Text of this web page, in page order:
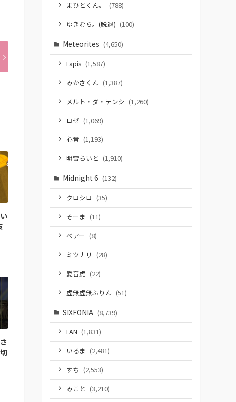
まひとくん。
(788)
ゆきむら。(脱退) (100)
Meteorites (4,650)
Lapis (1,587)
みかさくん (1,387)
メルト・ダ・テンシ (1,260)
ロゼ (1,069)
心音 (1,193)
明雷らいと (1,910)
Midnight 6 (132)
クロシロ (35)
そーま (11)
ベアー (8)
ミツナリ (28)
愛音虎 (22)
虚無虚無ぷりん (51)
SIXFONIA (8,739)
LAN (1,831)
いるま (2,481)
すち (2,553)
みこと (3,210)